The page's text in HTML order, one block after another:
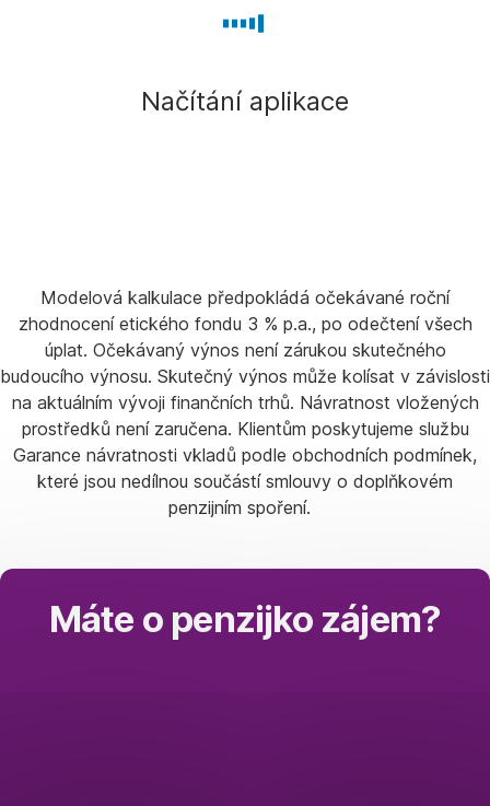
Načítání aplikace
Modelová kalkulace předpokládá očekávané roční
zhodnocení etického fondu 3 % p.a., po odečtení všech
úplat. Očekávaný výnos není zárukou skutečného
budoucího výnosu. Skutečný výnos může kolísat v závislosti
na aktuálním vývoji finančních trhů. Návratnost vložených
prostředků není zaručena. Klientům poskytujeme službu
Garance návratnosti vkladů podle obchodních podmínek,
které jsou nedílnou součástí smlouvy o doplňkovém
penzijním spoření.
Máte o penzijko zájem?